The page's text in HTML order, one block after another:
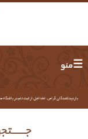
☰ منو
بازدیدکنندگان گرامی؛ لطفا قبل از ثبت نام در